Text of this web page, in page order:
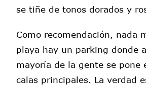
se tiñe de tonos dorados y
Como recomendación, nada
playa hay un parking donde
mayoría de la gente se pone
calas principales. La verdad